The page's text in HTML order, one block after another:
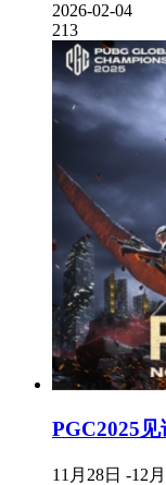
2026-02-04
213
PGC2025
11月28日 -12